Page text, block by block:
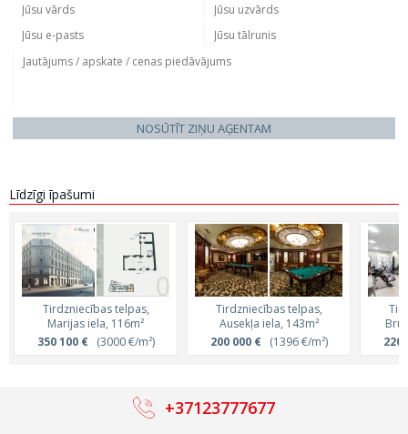
NOSŪTĪT ZIŅU AĢENTAM
Līdzīgi īpašumi
Tirdzniecības telpas,
Marijas iela, 116m²
350 100 €(3000 €/m²)
Tirdzniecības telpas,
Ausekļa iela, 143m²
200 000 €(1396 €/m²)
220
+37123777677